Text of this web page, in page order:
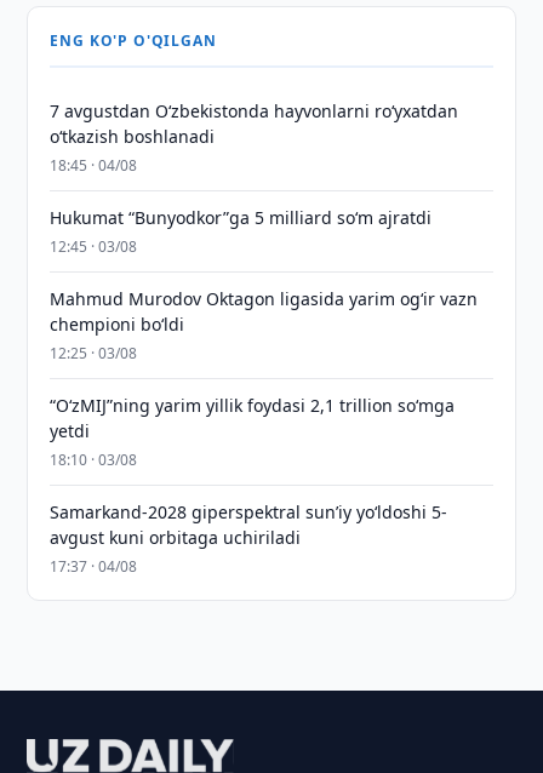
ENG KO'P O'QILGAN
7 avgustdan O‘zbekistonda hayvonlarni ro‘yxatdan
o‘tkazish boshlanadi
18:45 · 04/08
Hukumat “Bunyodkor”ga 5 milliard so‘m ajratdi
12:45 · 03/08
Mahmud Murodov Oktagon ligasida yarim og‘ir vazn
chempioni bo‘ldi
12:25 · 03/08
“O‘zMIJ”ning yarim yillik foydasi 2,1 trillion so‘mga
yetdi
18:10 · 03/08
Samarkand-2028 giperspektral sun’iy yo‘ldoshi 5-
avgust kuni orbitaga uchiriladi
17:37 · 04/08